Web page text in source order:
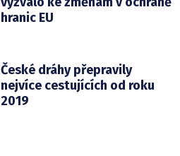
hranic EU
České dráhy přepravily
nejvíce cestujících od roku
2019